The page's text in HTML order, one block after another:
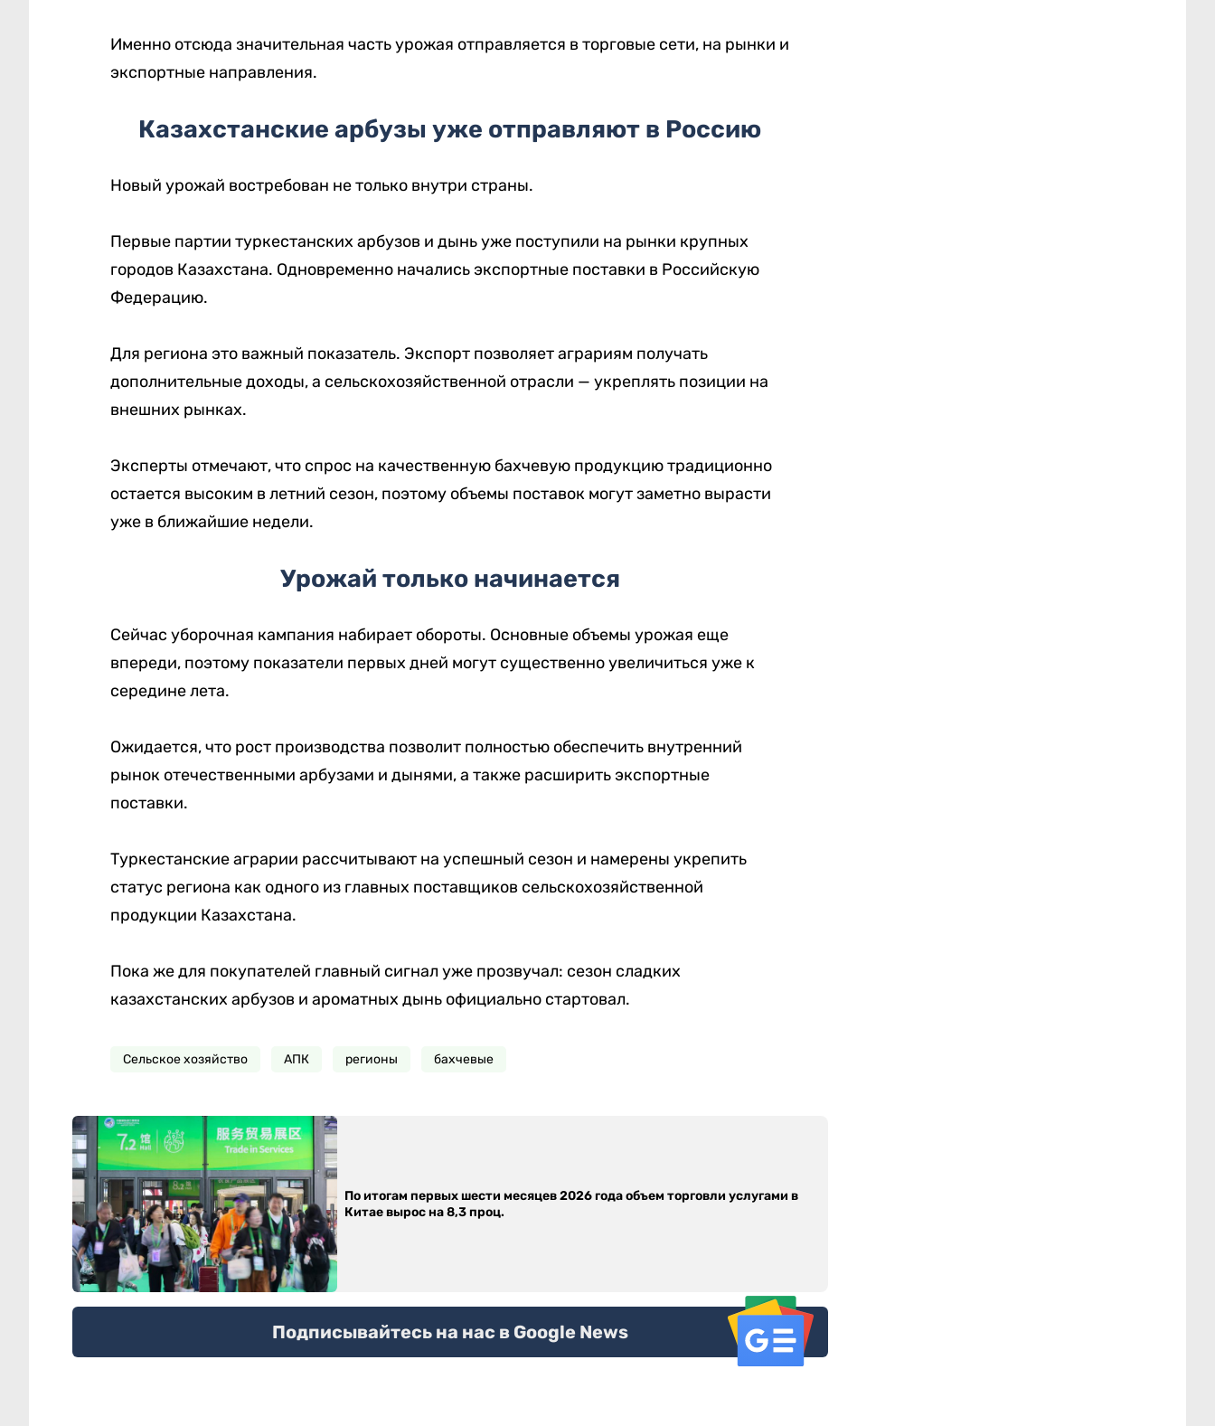
Именно отсюда значительная часть урожая отправляется в торговые сети, на рынки и
экспортные направления.
Казахстанские арбузы уже отправляют в Россию
Новый урожай востребован не только внутри страны.
Первые партии туркестанских арбузов и дынь уже поступили на рынки крупных
городов Казахстана. Одновременно начались экспортные поставки в Российскую
Федерацию.
Для региона это важный показатель. Экспорт позволяет аграриям получать
дополнительные доходы, а сельскохозяйственной отрасли — укреплять позиции на
внешних рынках.
Эксперты отмечают, что спрос на качественную бахчевую продукцию традиционно
остается высоким в летний сезон, поэтому объемы поставок могут заметно вырасти
уже в ближайшие недели.
Урожай только начинается
Сейчас уборочная кампания набирает обороты. Основные объемы урожая еще
впереди, поэтому показатели первых дней могут существенно увеличиться уже к
середине лета.
Ожидается, что рост производства позволит полностью обеспечить внутренний
рынок отечественными арбузами и дынями, а также расширить экспортные
поставки.
Туркестанские аграрии рассчитывают на успешный сезон и намерены укрепить
статус региона как одного из главных поставщиков сельскохозяйственной
продукции Казахстана.
Пока же для покупателей главный сигнал уже прозвучал: сезон сладких
казахстанских арбузов и ароматных дынь официально стартовал.
Сельское хозяйство АПК регионы бахчевые
По итогам первых шести месяцев 2026 года объем торговли услугами в
Китае вырос на 8,3 проц.
Подписывайтесь на нас в Google News